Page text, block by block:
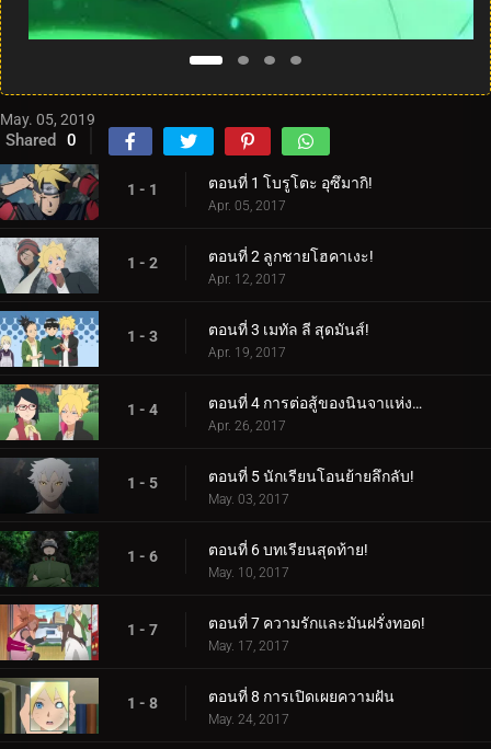
May. 05, 2019
Shared 0
1 - 1 ตอนที่ 1 โบรูโตะ อุซึมากิ!
Apr. 05, 2017
1 - 2 ตอนที่ 2 ลูกชายโฮคาเงะ!
Apr. 12, 2017
1 - 3 ตอนที่ 3 เมทัล ลี สุดมันส์!
Apr. 19, 2017
1 - 4 ตอนที่ 4 การต่อสู้ของนินจาแห่งเพศ!
Apr. 26, 2017
1 - 5 ตอนที่ 5 นักเรียนโอนย้ายลึกลับ!
May. 03, 2017
1 - 6 ตอนที่ 6 บทเรียนสุดท้าย!
May. 10, 2017
1 - 7 ตอนที่ 7 ความรักและมันฝรั่งทอด!
May. 17, 2017
1 - 8 ตอนที่ 8 การเปิดเผยความฝัน
May. 24, 2017